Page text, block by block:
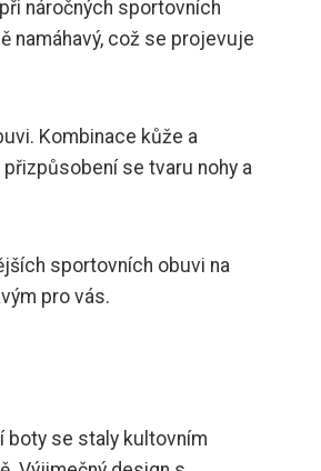
náročných sportovních
namáhavý, což se projevuje
Kombinace kůže a
se tvaru nohy a
sportovních obuvi na
pro vás.
boty se staly kultovním